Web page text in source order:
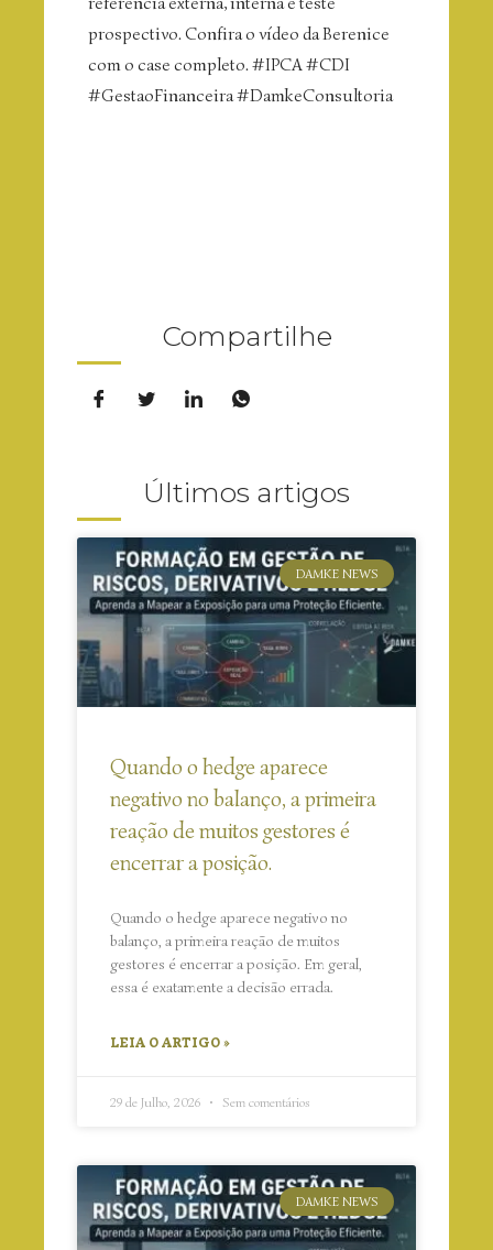
prospectivo. Confira o vídeo da Berenice
com o case completo. #IPCA #CDI
#GestaoFinanceira #DamkeConsultoria
Compartilhe
Últimos artigos
DAMKE NEWS
Quando o hedge aparece
negativo no balanço, a primeira
reação de muitos gestores é
encerrar a posição.
Quando o hedge aparece negativo no
balanço, a primeira reação de muitos
gestores é encerrar a posição. Em geral,
essa é exatamente a decisão errada.
LEIA O ARTIGO »
29 de Julho, 2026 Sem comentários
DAMKE NEWS